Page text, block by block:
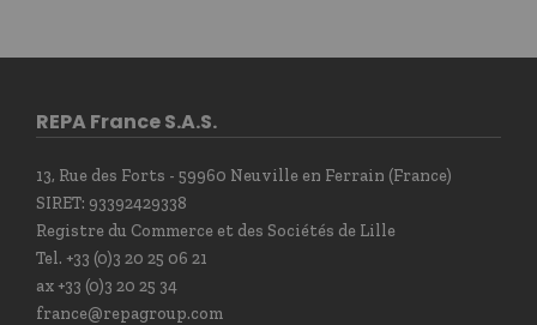
REPA France S.A.S.
13, Rue des Forts - 59960 Neuville en Ferrain (France)
SIRET: 93392429338
Registre du Commerce et des Sociétés de Lille
Tel. +33 (0)3 20 25 06 21
ax +33 (0)3 20 25 34
france@repagroup.com